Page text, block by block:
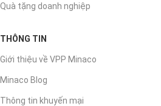
Quà tặng doanh nghiệp
THÔNG TIN
Giới thiệu về VPP Minaco
Minaco Blog
Thông tin khuyến mại